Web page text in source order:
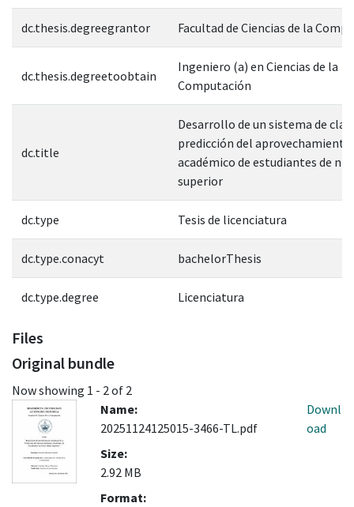
dc.thesis.degreegrantor Facultad de Ciencias de la
dc.thesis.degreetoobtain
Ingeniero (a) en Ciencias de la
Computación
dc.title
Desarrollo de un sistema de
predicción del aprovechamiento
académico de estudiantes de
superior
dc.type Tesis de licenciatura
dc.type.conacyt bachelorThesis
dc.type.degree Licenciatura
Files
Original bundle
Now showing 1 - 2 of 2
Name:
20251124125015-3466-TL.pdf
Size:
2.92 MB
Format:
Downl
oad